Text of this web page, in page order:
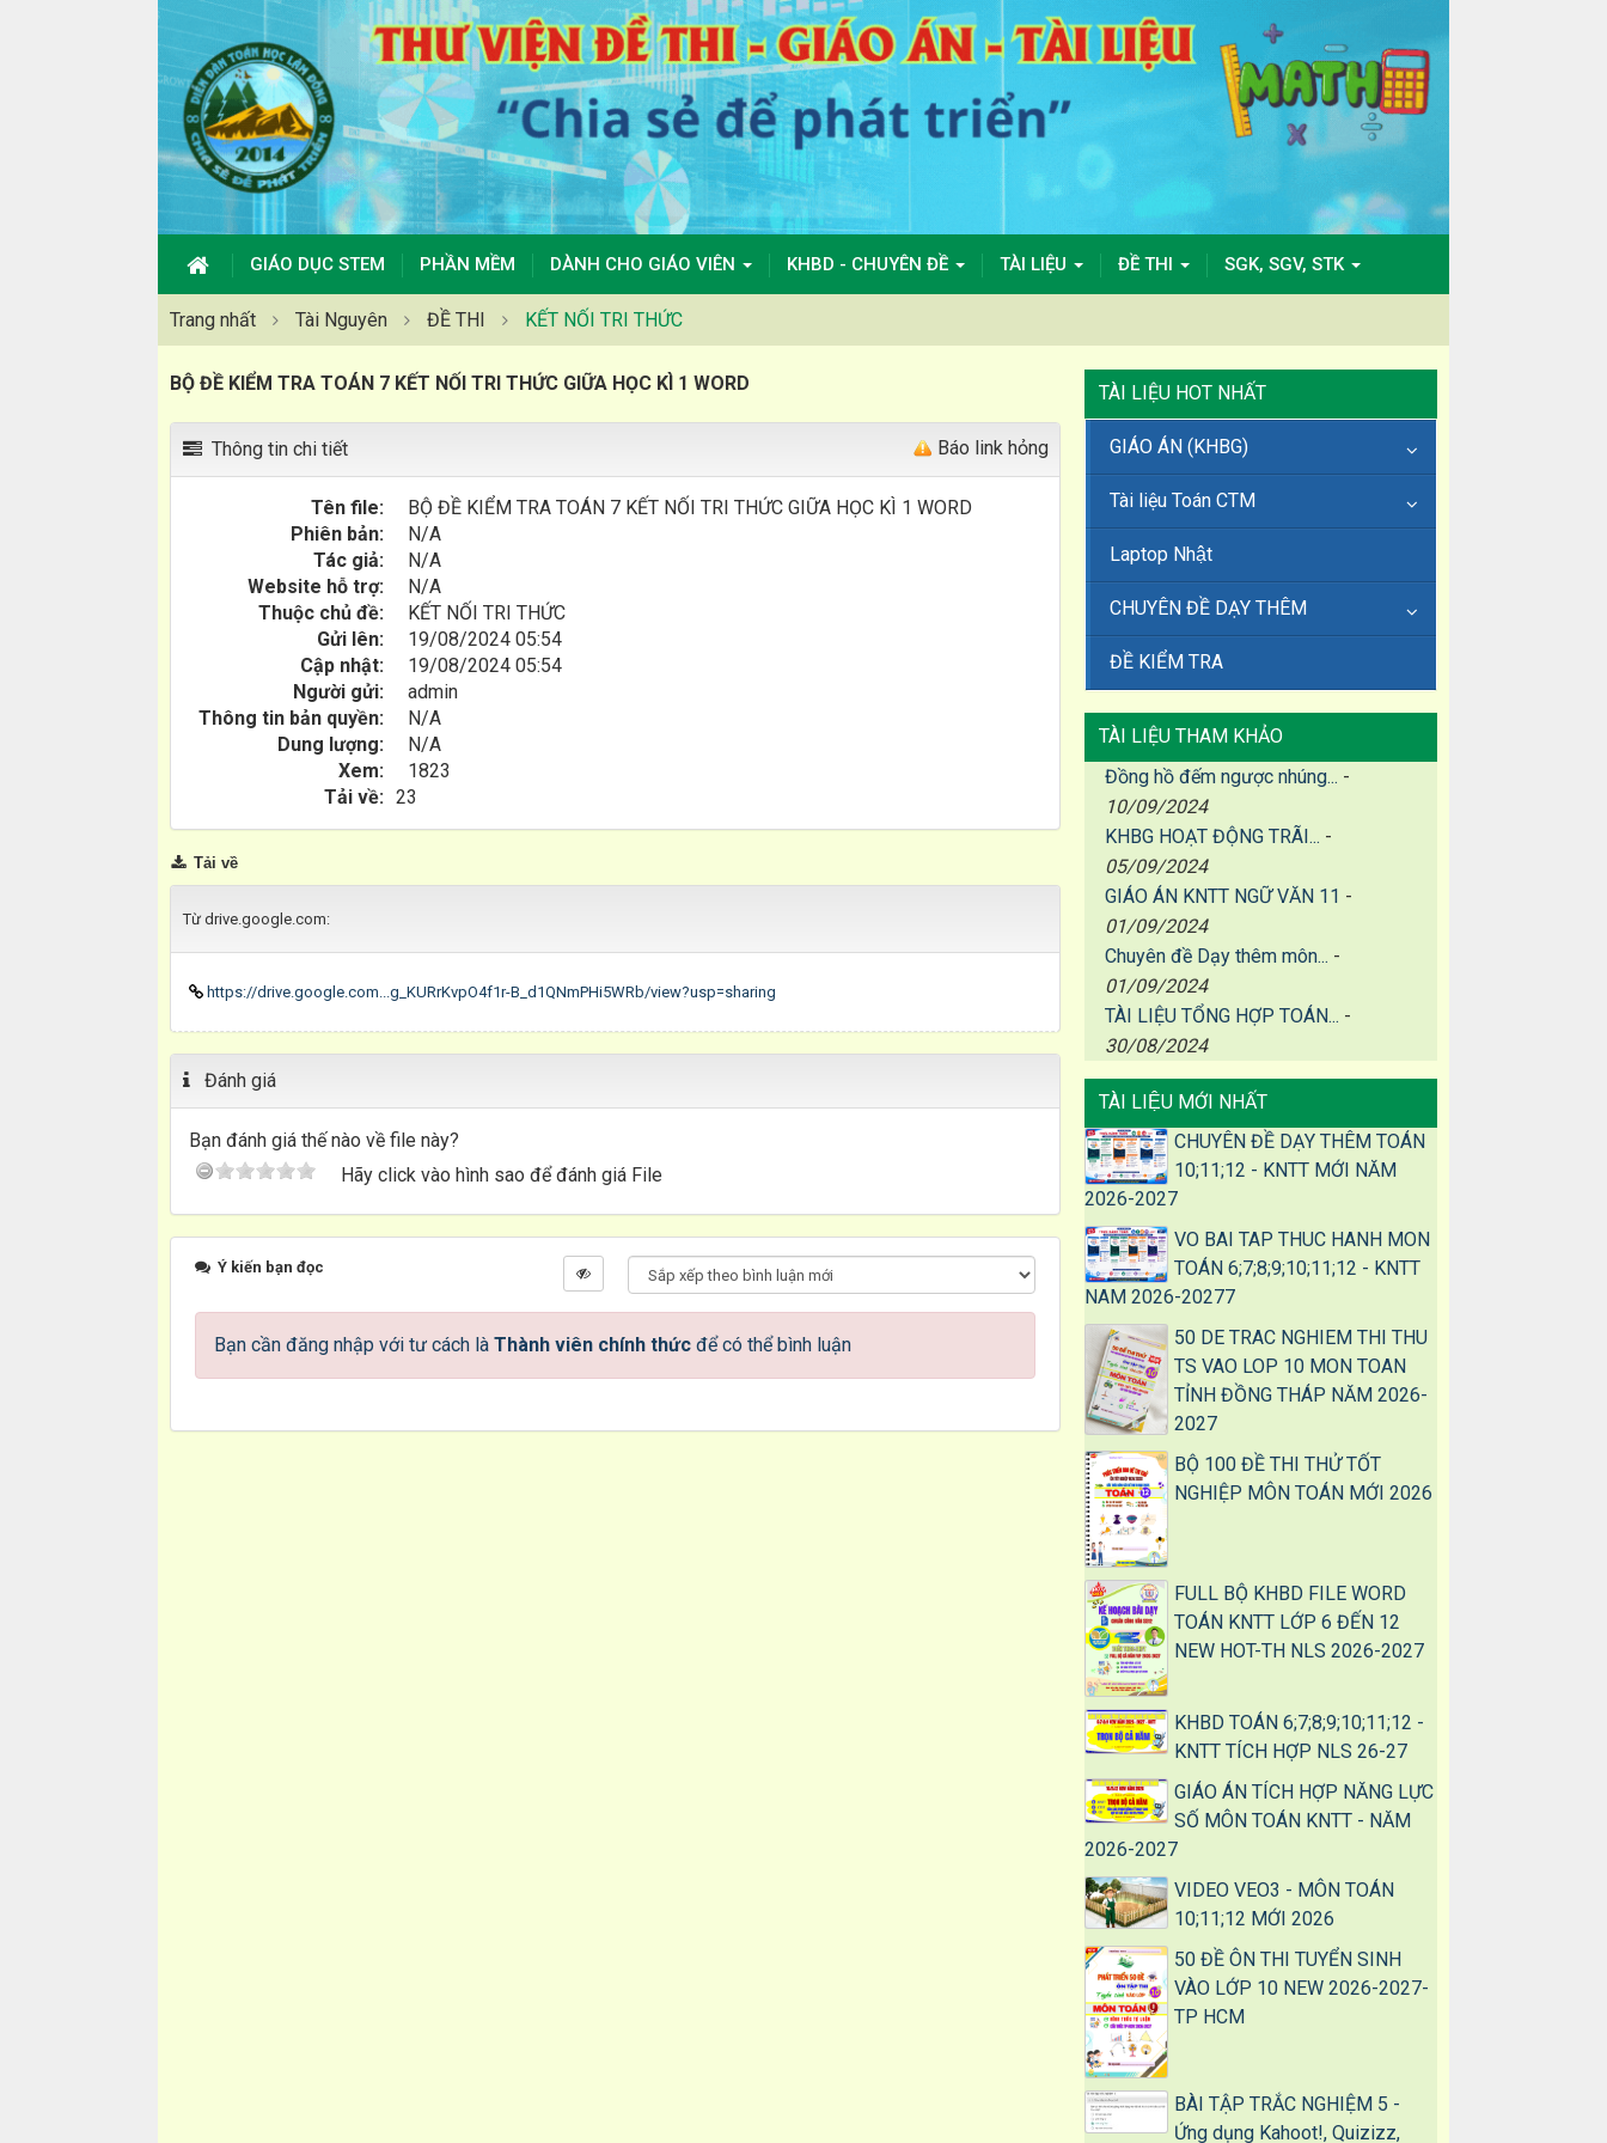
GIÁO DỤC STEM PHẦN MỀM DÀNH CHO GIÁO VIÊN KHBD - CHUYÊN ĐỀ TÀI LIỆU ĐỀ THI SGK, SGV, STK
Trang nhất Tài Nguyên ĐỀ THI KẾT NỐI TRI THỨC
BỘ ĐỀ KIỂM TRA TOÁN 7 KẾT NỐI TRI THỨC GIỮA HỌC KÌ 1 WORD
Báo link hỏng
Thông tin chi tiết
Tên file:
BỘ ĐỀ KIỂM TRA TOÁN 7 KẾT NỐI TRI THỨC GIỮA HỌC KÌ 1 WORD
Phiên bản:
N/A
Tác giả:
N/A
Website hỗ trợ:
N/A
Thuộc chủ đề:
KẾT NỐI TRI THỨC
Gửi lên:
19/08/2024 05:54
Cập nhật:
19/08/2024 05:54
Người gửi:
admin
Thông tin bản quyền:
N/A
Dung lượng:
N/A
Xem:
1823
Tải về: 23
Tải về
Từ drive.google.com:
https://drive.google.com...g_KURrKvpO4f1r-B_d1QNmPHi5WRb/view?usp=sharing
Đánh giá
Bạn đánh giá thế nào về file này?
Hãy click vào hình sao để đánh giá File
Ý kiến bạn đọc
Bạn cần đăng nhập với tư cách là Thành viên chính thức để có thể bình luận
TÀI LIỆU HOT NHẤT
GIÁO ÁN (KHBG)
Tài liệu Toán CTM
Laptop Nhật
CHUYÊN ĐỀ DẠY THÊM
ĐỀ KIỂM TRA
TÀI LIỆU THAM KHẢO
Đồng hồ đếm ngược nhúng... -
10/09/2024
KHBG HOẠT ĐỘNG TRÃI... -
05/09/2024
GIÁO ÁN KNTT NGỮ VĂN 11 -
01/09/2024
Chuyên đề Dạy thêm môn... -
01/09/2024
TÀI LIỆU TỔNG HỢP TOÁN... -
30/08/2024
TÀI LIỆU MỚI NHẤT
CHUYÊN ĐỀ DẠY THÊM TOÁN
10;11;12 - KNTT MỚI NĂM
2026-2027
VO BAI TAP THUC HANH MON
TOÁN 6;7;8;9;10;11;12 - KNTT
NAM 2026-20277
50 DE TRAC NGHIEM THI THU
TS VAO LOP 10 MON TOAN
TỈNH ĐỒNG THÁP NĂM 2026-
2027
BỘ 100 ĐỀ THI THỬ TỐT
NGHIỆP MÔN TOÁN MỚI 2026
FULL BỘ KHBD FILE WORD
TOÁN KNTT LỚP 6 ĐẾN 12
NEW HOT-TH NLS 2026-2027
KHBD TOÁN 6;7;8;9;10;11;12 -
KNTT TÍCH HỢP NLS 26-27
GIÁO ÁN TÍCH HỢP NĂNG LỰC
SỐ MÔN TOÁN KNTT - NĂM
2026-2027
VIDEO VEO3 - MÔN TOÁN
10;11;12 MỚI 2026
50 ĐỀ ÔN THI TUYỂN SINH
VÀO LỚP 10 NEW 2026-2027-
TP HCM
BÀI TẬP TRẮC NGHIỆM 5 -
Ứng dụng Kahoot!, Quizizz,